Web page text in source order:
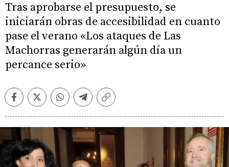
Tras aprobarse el presupuesto, se
iniciarán obras de accesibilidad en cuanto
pase el verano «Los ataques de Las
Machorras generarán algún día un
percance serio»
FacebookTwitterWhatsappTelegramCopiar